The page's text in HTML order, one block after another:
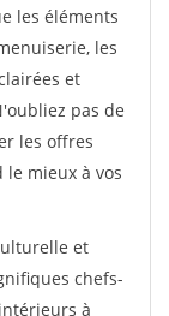
les éléments
les
et
pas de
les offres
mieux à vos
et
chefs-
à